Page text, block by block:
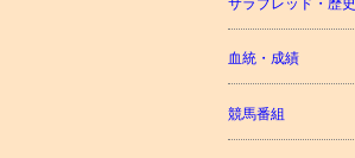
血統・成績
競馬番組